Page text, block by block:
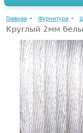
Главная Фурнитура
Круглый 2мм